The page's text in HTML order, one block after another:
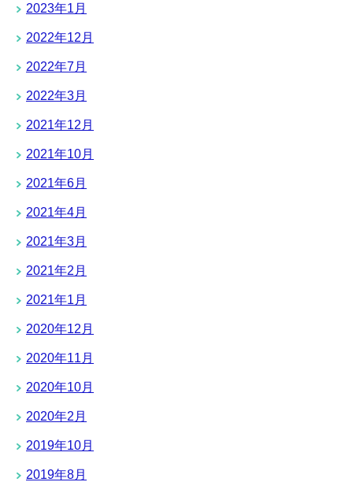
2023年1月
2022年12月
2022年7月
2022年3月
2021年12月
2021年10月
2021年6月
2021年4月
2021年3月
2021年2月
2021年1月
2020年12月
2020年11月
2020年10月
2020年2月
2019年10月
2019年8月